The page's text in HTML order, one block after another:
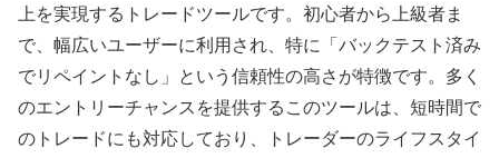
上を実現するトレードツールです。初心者から上級者ま
で、幅広いユーザーに利用され、特に「バックテスト済み
でリペイントなし」という信頼性の高さが特徴です。多く
のエントリーチャンスを提供するこのツールは、短時間で
のトレードにも対応しており、トレーダーのライフスタイ